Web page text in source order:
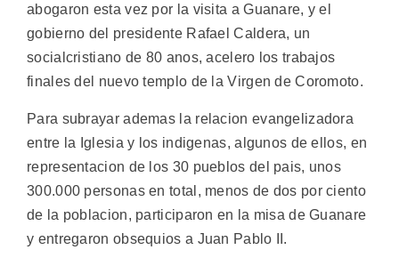
abogaron esta vez por la visita a Guanare, y el
gobierno del presidente Rafael Caldera, un
socialcristiano de 80 anos, acelero los trabajos
finales del nuevo templo de la Virgen de Coromoto.
Para subrayar ademas la relacion evangelizadora
entre la Iglesia y los indigenas, algunos de ellos, en
representacion de los 30 pueblos del pais, unos
300.000 personas en total, menos de dos por ciento
de la poblacion, participaron en la misa de Guanare
y entregaron obsequios a Juan Pablo II.